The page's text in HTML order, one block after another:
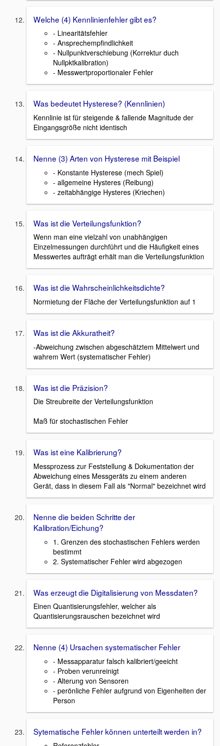
Welche (4) Kennlinienfehler gibt es?
- Linearitätsfehler
- Ansprechempfindlichkeit
- Nullpunktverschiebung (Korrektur duch
Nullpktkalibration)
- Messwertproportionaler Fehler
Was bedeutet Hysterese? (Kennlinien)
Kennlinie ist für steigende & fallende Magnitude der
Eingangsgröße nicht identisch
Nenne (3) Arten von Hysterese mit Beispiel
- Konstante Hysterese (mech Spiel)
- allgemeine Hysteres (Reibung)
- zeitabhängige Hysteres (Kriechen)
Was ist die Verteilungsfunktion?
Wenn man eine vielzahl von unabhängigen
Einzelmessungen durchführt und die Häufigkeit eines
Messwertes aufträgt erhält man die Verteilungsfunktion
Was ist die Wahrscheinlichkeitsdichte?
Normietung der Fläche der Verteilungsfunktion auf 1
Was ist die Akkuratheit?
-Abweichung zwischen abgeschätztem Mittelwert und
wahrem Wert (systematischer Fehler)
Was ist die Präzision?
Die Streubreite der Verteilungsfunktion
Maß für stochastischen Fehler
Was ist eine Kalibrierung?
Messprozess zur Feststellung & Dokumentation der
Abweichung eines Messgeräts zu einem anderen
Gerät, dass in diesem Fall als "Normal" bezeichnet wird
Nenne die beiden Schritte der
Kalibration/Eichung?
1. Grenzen des stochastischen Fehlers werden
bestimmt
2. Systematischer Fehler wird abgezogen
Was erzeugt die Digitalisierung von Messdaten?
Einen Quantisierungsfehler, welcher als
Quantisierungsrauschen bezeichnet wird
Nenne (4) Ursachen systematischer Fehler
- Messapparatur falsch kalibriert/geeicht
- Proben verunreinigt
- Alterung von Sensoren
- perönliche Fehler aufgrund von Eigenheiten der
Person
Sytematische Fehler können unterteilt werden in?